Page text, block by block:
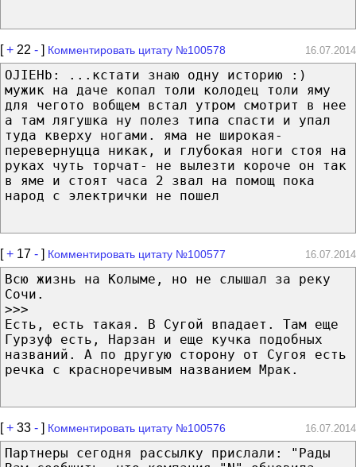
[+ 22 - ] Комментировать цитату №100578 16.07.2014
OJIEHb: ...кстати знаю одну историю :)
мужик на даче копал толи колодец толи яму
для чегото вобщем встал утром смотрит в нее
а там лягушка ну полез типа спасти и упал
туда кверху ногами. яма не широкая-
перевернуцца никак, и глубокая ноги стоя на
руках чуть торчат- не вылезти короче он так
в яме и стоят часа 2 звал на помощ пока
народ с электрички не пошел
[+ 17 - ] Комментировать цитату №100577 16.07.2014
Всю жизнь на Колыме, но не слышал за реку
Сочи.
>>>
Есть, есть такая. В Сугой впадает. Там еще
Гурзуф есть, Нарзан и еще кучка подобных
названий. А по другую сторону от Сугоя есть
речка с красноречивым названием Мрак.
[+ 33 - ] Комментировать цитату №100576 16.07.2014
Партнеры сегодня рассылку прислали: "Рады